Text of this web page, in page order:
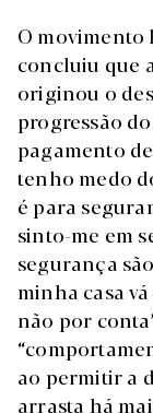
O movimento
concluiu que
originou o
progressão
pagamento
tenho medo
é para
sinto-me em
segurança
minha casa
não por
ao permitir a
arrasta há